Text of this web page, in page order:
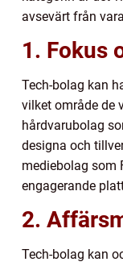
avsevärt från
1. Fokus
Tech-bolag kan
vilket område de
hårdvarubolag
designa och
mediebolag som
engagerande
2.
Tech-bolag kan